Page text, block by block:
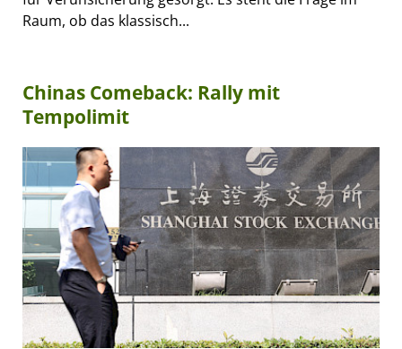
Raum, ob das klassisch...
Chinas Comeback: Rally mit
Tempolimit